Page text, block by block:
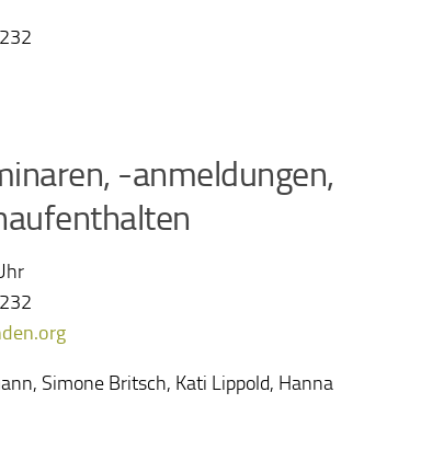
-anmeldungen,
Simone Britsch, Kati Lippold, Hanna